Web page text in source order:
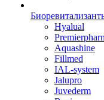
Hyalual
Aquashine
Fillmed
IAL-system
Jalupro
Juvederm